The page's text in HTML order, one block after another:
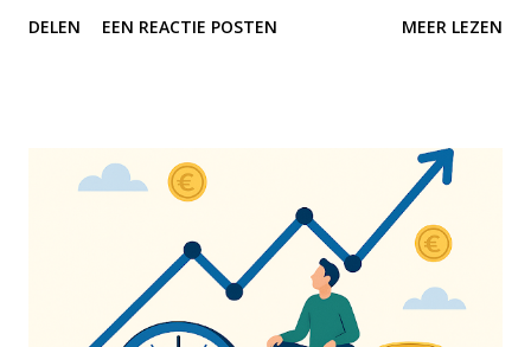
te ontzeggen of met ingewikkelde spreadsheets hoeft te
in drie duidelijke categorieën: 50% gaat naar vaste lasten
en noodzakelijke uitgaven, 30% naar persoonlijke uitgaven
en lifestyle, en 20% naar sparen of het aflossen van
schulden. Het mooie is dat deze methode op elk
inkomensniveau toepasbaar is. Of je nu €1.500 of €5.000
netto per maand verdient, de verhouding blijft hetzelfde.
DELEN EEN REACTIE POSTEN MEER LEZEN